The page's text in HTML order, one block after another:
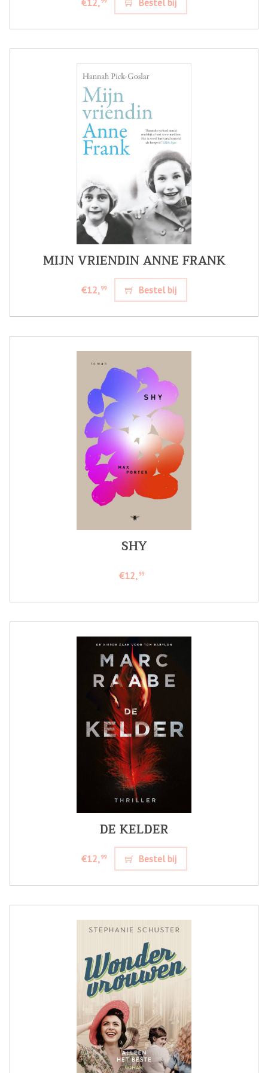
€12, Bestel bij
MIJN VRIENDIN ANNE FRANK
€12,99 Bestel bij
SHY
€12,99
DE KELDER
€12,99 Bestel bij